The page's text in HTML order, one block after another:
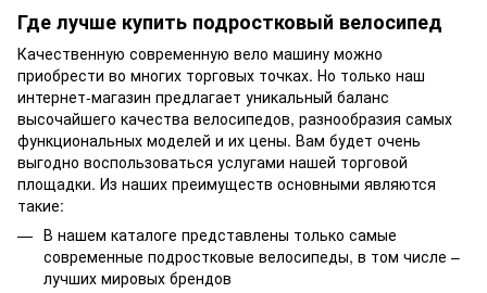
Где лучше купить подростковый велосипед
Качественную современную вело машину можно
приобрести во многих торговых точках. Но только наш
интернет-магазин предлагает уникальный баланс
высочайшего качества велосипедов, разнообразия самых
функциональных моделей и их цены. Вам будет очень
выгодно воспользоваться услугами нашей торговой
площадки. Из наших преимуществ основными являются
такие:
В нашем каталоге представлены только самые
современные подростковые велосипеды, в том числе –
лучших мировых брендов